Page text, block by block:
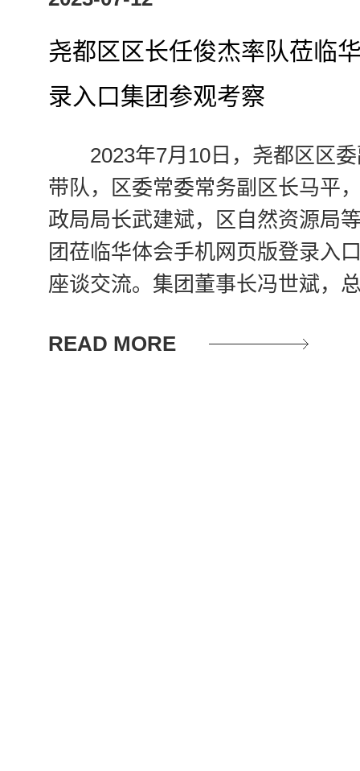
尧都区区长任俊杰率队莅临
录入口集团参观考察
2023年7月10日，尧都区区
带队，区委常委常务副区长马平
政局局长武建斌，区自然资源局
团莅临华体会手机网页版登录入
座谈交流。集团董事长冯世斌，
READ MORE